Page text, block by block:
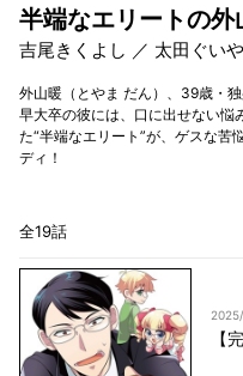
半端なエリートの外
吉尾きくよし ／ 太田ぐいや
外山暖（とやま だん）、39歳・
早大卒の彼には、口に出せない
た“半端なエリート”が、ゲスな苦
ディ！
全19話
【